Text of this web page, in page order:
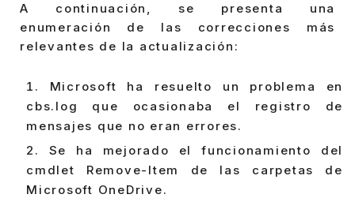
A continuación, se presenta una
enumeración de las correcciones más
relevantes de la actualización:
Microsoft ha resuelto un problema en
cbs.log que ocasionaba el registro de
mensajes que no eran errores.
Se ha mejorado el funcionamiento del
cmdlet Remove-Item de las carpetas de
Microsoft OneDrive.